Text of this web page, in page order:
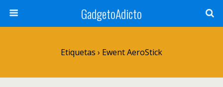
GadgetoAdicto
Etiquetas › Ewent AeroStick